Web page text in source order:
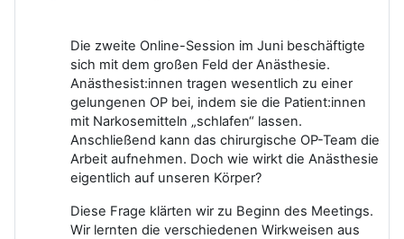
Die zweite Online-Session im Juni beschäftigte
sich mit dem großen Feld der Anästhesie.
Anästhesist:innen tragen wesentlich zu einer
gelungenen OP bei, indem sie die Patient:innen
mit Narkosemitteln „schlafen“ lassen.
Anschließend kann das chirurgische OP-Team die
Arbeit aufnehmen. Doch wie wirkt die Anästhesie
eigentlich auf unseren Körper?
Diese Frage klärten wir zu Beginn des Meetings.
Wir lernten die verschiedenen Wirkweisen aus